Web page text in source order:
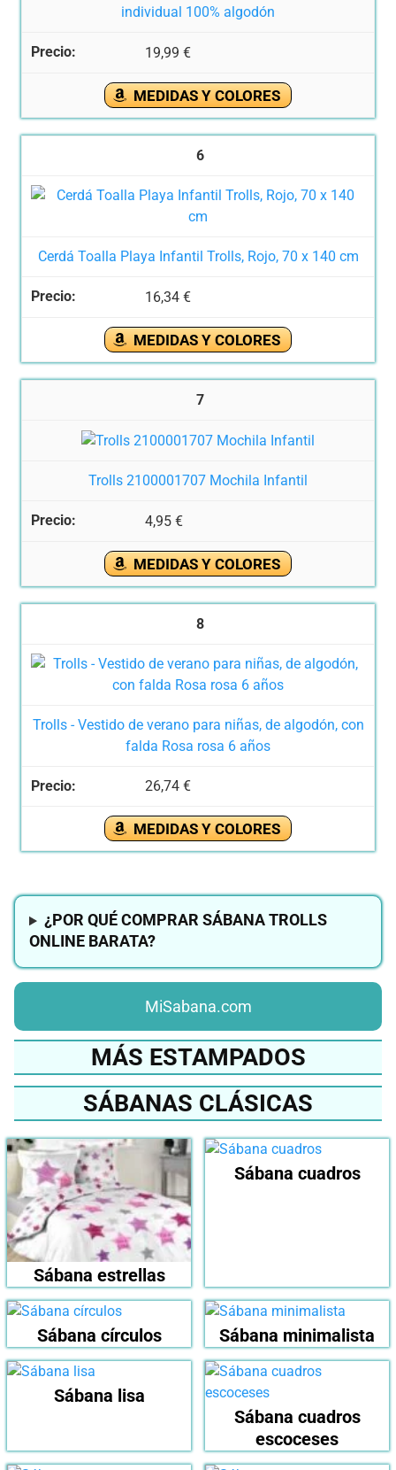
individual 100% algodón
19,99 €
MEDIDAS Y COLORES
6
Cerdá Toalla Playa Infantil Trolls, Rojo, 70 x 140 cm
16,34 €
MEDIDAS Y COLORES
7
Trolls 2100001707 Mochila Infantil
4,95 €
MEDIDAS Y COLORES
8
Trolls - Vestido de verano para niñas, de algodón, con
falda Rosa rosa 6 años
26,74 €
MEDIDAS Y COLORES
¿POR QUÉ COMPRAR SÁBANA TROLLS
ONLINE BARATA?
MiSabana.com
MÁS ESTAMPADOS
SÁBANAS CLÁSICAS
Sábana estrellas
Sábana cuadros
Sábana círculos Sábana minimalista
Sábana lisa
Sábana cuadros
escoceses